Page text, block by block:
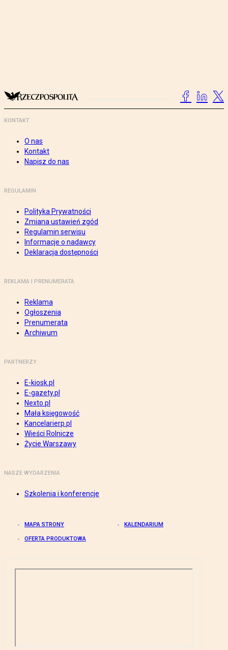
KONTAKT
O nas
Kontakt
Napisz do nas
REGULAMIN
Polityka Prywatności
Zmiana ustawień zgód
Regulamin serwisu
Informacje o nadawcy
Deklaracja dostępności
REKLAMA I PRENUMERATA
Reklama
Ogłoszenia
Prenumerata
Archiwum
PARTNERZY
E-kiosk.pl
E-gazety.pl
Nexto.pl
Mała księgowość
Kancelarierp.pl
Wieści Rolnicze
Życie Warszawy
NASZE WYDARZENIA
Szkolenia i konferencje
MAPA STRONY KALENDARIUM
OFERTA PRODUKTOWA